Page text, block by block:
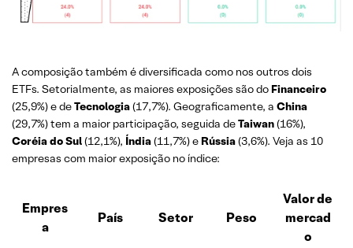
A composição também é diversificada como nos outros dois
ETFs. Setorialmente, as maiores exposições são do Financeiro
(25,9%) e deTecnologia(17,7%). Geograficamente, a China
(29,7%) tem a maior participação, seguida deTaiwan(16%),
Coréia do Sul(12,1%), Índia(11,7%) e Rússia(3,6%). Veja as 10
empresas com maior exposição no índice:
Empres
a
País Setor Peso
Valor de
mercad
o